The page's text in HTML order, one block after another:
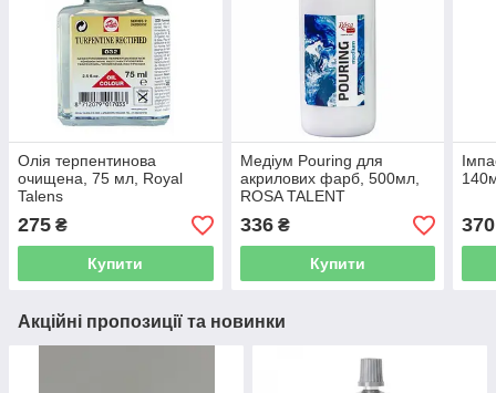
Олія терпентинова
очищена, 75 мл, Royal
Talens
275 ₴
Купити
Медіум Pouring для
акрилових фарб, 500мл,
ROSA TALENT
336₴
Купити
370
Акційні пропозиції та новинки